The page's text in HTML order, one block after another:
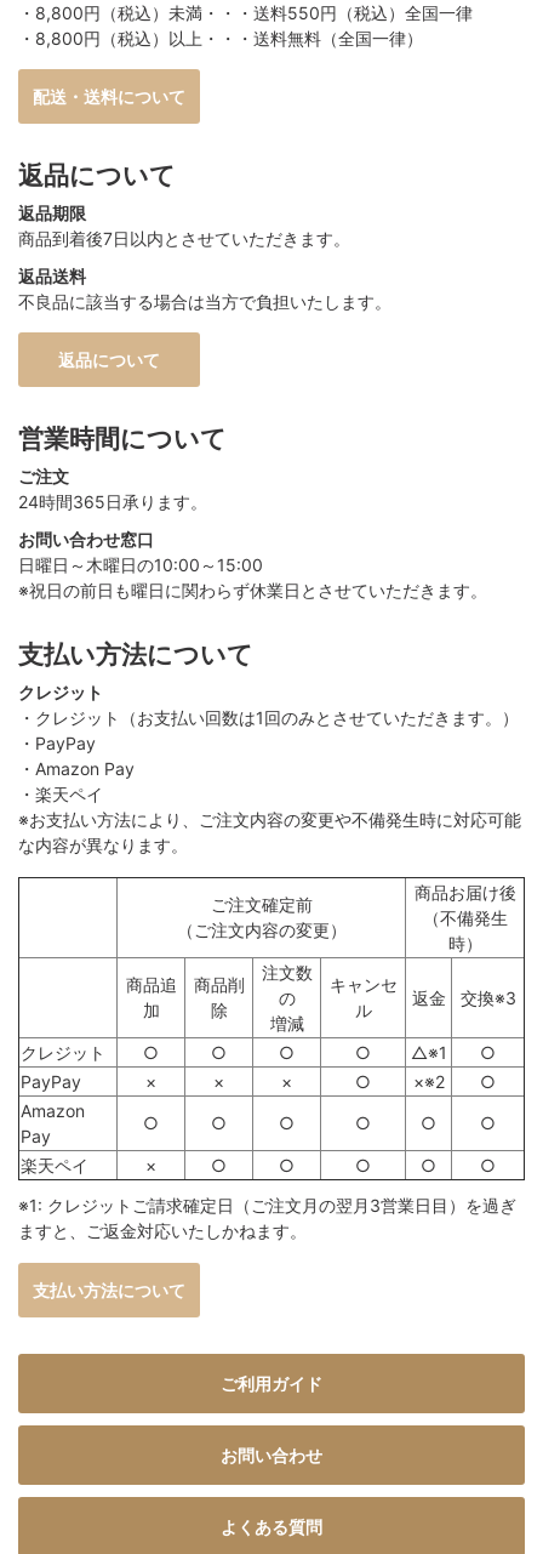
・8,800円（税込）未満・・・送料550円（税込）全国一律
・8,800円（税込）以上・・・送料無料（全国一律）
配送・送料について
返品について
返品期限
商品到着後7日以内とさせていただきます。
返品送料
不良品に該当する場合は当方で負担いたします。
返品について
営業時間について
ご注文
24時間365日承ります。
お問い合わせ窓口
日曜日～木曜日の10:00～15:00
※祝日の前日も曜日に関わらず休業日とさせていただきます。
支払い方法について
クレジット
・クレジット（お支払い回数は1回のみとさせていただきます。）
・PayPay
・Amazon Pay
・楽天ペイ
※お支払い方法により、ご注文内容の変更や不備発生時に対応可能
な内容が異なります。
ご注文確定前
（ご注文内容の変更）
商品お届け後
（不備発生
時）
商品追
加
商品削
除
注文数
の
増減
キャンセ
ル
返金 交換※3
クレジット ○ ○ ○ ○ △※1
○
PayPay
× × × ○ ×※2
○
Amazon
Pay
○ ○ ○ ○ ○ ○
楽天ペイ × ○ ○ ○ ○
○
※1: クレジットご請求確定日（ご注文月の翌月3営業日目）を過ぎ
ますと、ご返金対応いたしかねます。
支払い方法について
ご利用ガイド
お問い合わせ
よくある質問